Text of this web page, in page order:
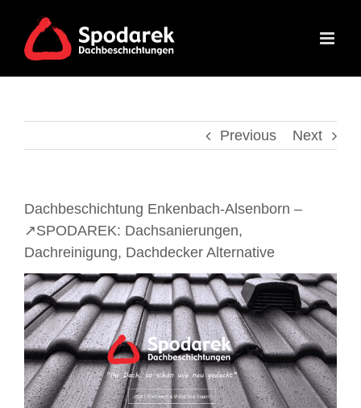
content
Previous Next
Dachbeschichtung Enkenbach-Alsenborn –
↗️SPODAREK: Dachsanierungen,
Dachreinigung, Dachdecker Alternative